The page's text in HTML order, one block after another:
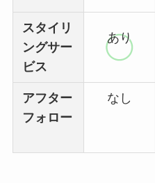
スタイリ
ングサー
ビス
あり
アフター
フォロー
なし